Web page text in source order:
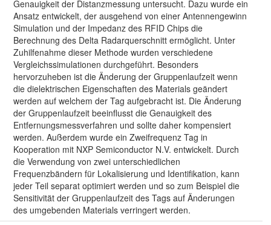
Genauigkeit der Distanzmessung untersucht. Dazu wurde ein
Ansatz entwickelt, der ausgehend von einer Antennengewinn
Simulation und der Impedanz des RFID Chips die
Berechnung des Delta Radarquerschnitt ermöglicht. Unter
Zuhilfenahme dieser Methode wurden verschiedene
Vergleichssimulationen durchgeführt. Besonders
hervorzuheben ist die Änderung der Gruppenlaufzeit wenn
die dielektrischen Eigenschaften des Materials geändert
werden auf welchem der Tag aufgebracht ist. Die Änderung
der Gruppenlaufzeit beeinflusst die Genauigkeit des
Entfernungsmessverfahren und sollte daher kompensiert
werden. Außerdem wurde ein Zweifrequenz Tag in
Kooperation mit NXP Semiconductor N.V. entwickelt. Durch
die Verwendung von zwei unterschiedlichen
Frequenzbändern für Lokalisierung und Identifikation, kann
jeder Teil separat optimiert werden und so zum Beispiel die
Sensitivität der Gruppenlaufzeit des Tags auf Änderungen
des umgebenden Materials verringert werden.